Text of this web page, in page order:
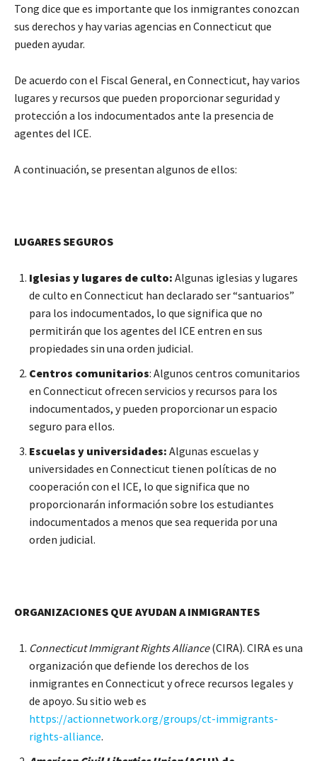
Tong dice que es importante que los inmigrantes conozcan
sus derechos y hay varias agencias en Connecticut que
pueden ayudar.
De acuerdo con el Fiscal General, en Connecticut, hay varios
lugares y recursos que pueden proporcionar seguridad y
protección a los indocumentados ante la presencia de
agentes del ICE.
A continuación, se presentan algunos de ellos:
LUGARES SEGUROS
Iglesias y lugares de culto: Algunas iglesias y lugares
de culto en Connecticut han declarado ser “santuarios”
para los indocumentados, lo que significa que no
permitirán que los agentes del ICE entren en sus
propiedades sin una orden judicial.
Centros comunitarios: Algunos centros comunitarios
en Connecticut ofrecen servicios y recursos para los
indocumentados, y pueden proporcionar un espacio
seguro para ellos.
Escuelas y universidades: Algunas escuelas y
universidades en Connecticut tienen políticas de no
cooperación con el ICE, lo que significa que no
proporcionarán información sobre los estudiantes
indocumentados a menos que sea requerida por una
orden judicial.
ORGANIZACIONES QUE AYUDAN A INMIGRANTES
Connecticut Immigrant Rights Alliance(CIRA). CIRA es una
organización que defiende los derechos de los
inmigrantes en Connecticut y ofrece recursos legales y
de apoyo. Su sitio web es
https://actionnetwork.org/groups/ct-immigrants-
rights-alliance.